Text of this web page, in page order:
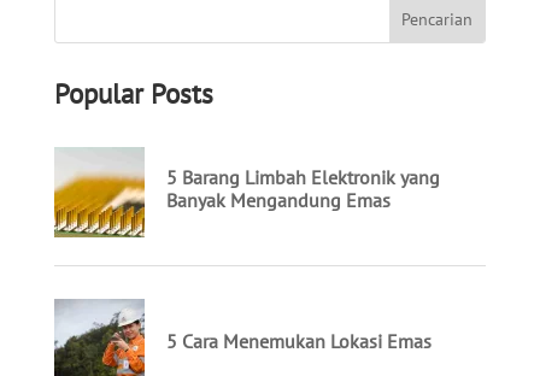
Popular Posts